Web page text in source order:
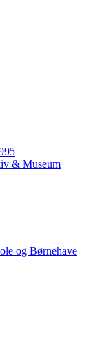
& Museum
og Børnehave